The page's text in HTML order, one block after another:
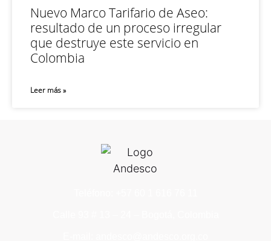
Nuevo Marco Tarifario de Aseo:
resultado de un proceso irregular
que destruye este servicio en
Colombia
Leer más »